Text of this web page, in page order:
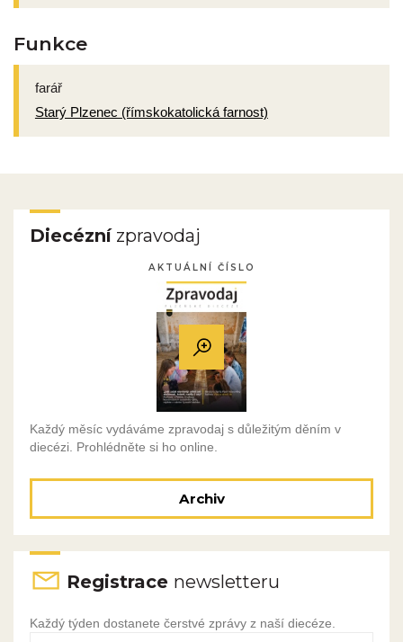
Funkce
farář
Starý Plzenec (římskokatolická farnost)
Diecéznízpravodaj
AKTUÁLNÍ ČÍSLO
Každý měsíc vydáváme zpravodaj s důležitým děním v
diecézi. Prohlédněte si ho online.
Archiv
Registrace newsletteru
Každý týden dostanete čerstvé zprávy z naší diecéze.